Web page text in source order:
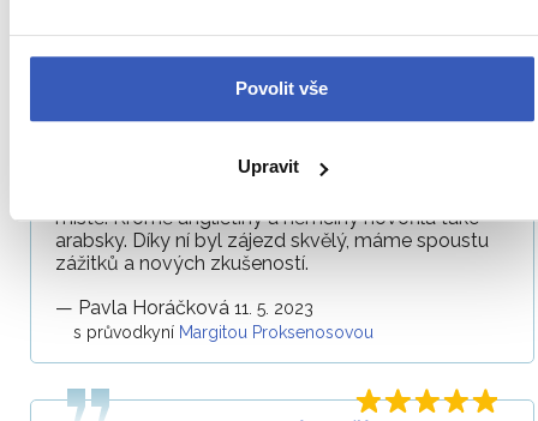
Povolit vše
Upravit
To nejlepší z jižního Maroka + JÍZDA DŽÍPEM SAHAROU +
TRADICE BERBERŮ (letecky z Vídně)
Paní průvodkyně Margita byla super! Poskytla nám
marocké historii. Velmi vzdělaná, s příjemným
místě. Kromě angličtiny a němčiny hovořila také
arabsky. Díky ní byl zájezd skvělý, máme spoustu
zážitků a nových zkušeností.
— Pavla Horáčková 11. 5. 2023
s průvodkyní Margitou Proksenosovou